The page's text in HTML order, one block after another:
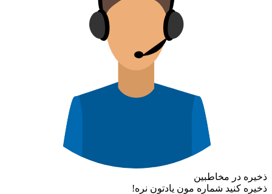
ذخیره در مخاطبین
ذخیره کنید شماره مون یادتون نره!